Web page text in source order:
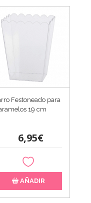
Festoneado para
19 cm
6,95€
AÑADIR